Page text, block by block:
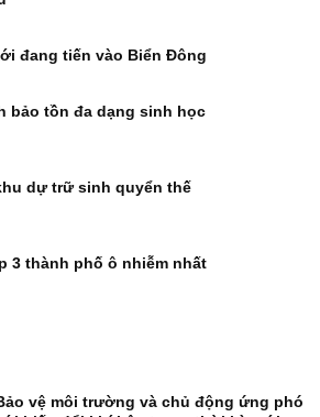
đang tiến vào Biển Đông
bảo tồn đa dạng sinh học
dự trữ sinh quyển thế
3 thành phố ô nhiễm nhất
vệ môi trường và chủ động ứng phó